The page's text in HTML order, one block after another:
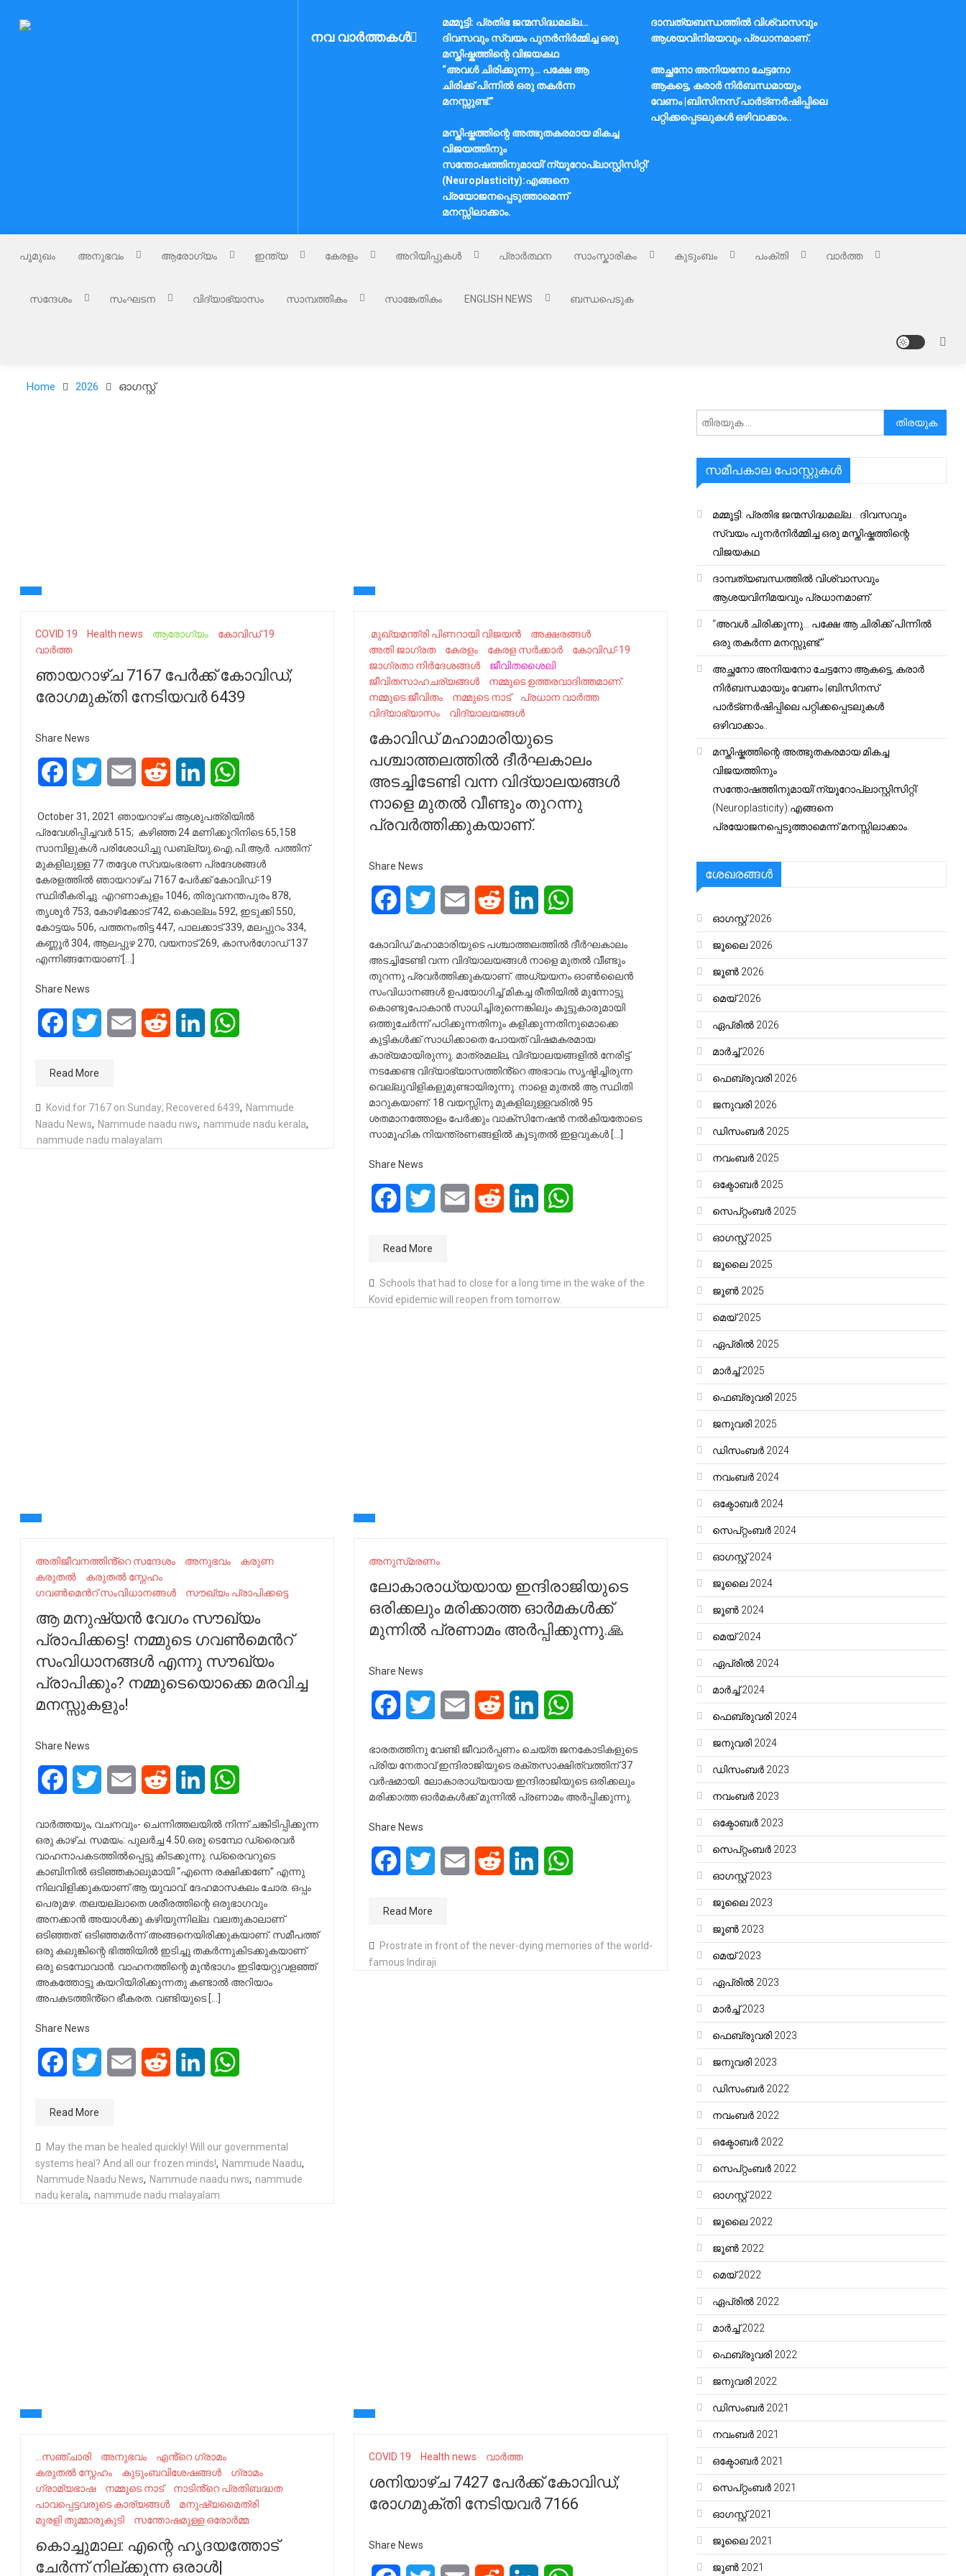
Nammude Naadu നവ വാർത്തകൾ
മമ്മൂട്ടി: പ്രതിഭ ജന്മസിദ്ധമല്ല…
ദിവസവും സ്വയം പുനർനിർമ്മിച്ച ഒരു
മസ്തിഷ്കത്തിന്റെ വിജയകഥ
ദാമ്പത്യബന്ധത്തിൽ വിശ്വാസവും
ആശയവിനിമയവും പ്രധാനമാണ്.
“അവൾ ചിരിക്കുന്നു… പക്ഷേ ആ
ചിരിക്ക് പിന്നിൽ ഒരു തകർന്ന
മനസ്സുണ്ട്.”
അച്ഛനോ അനിയനോ ചേട്ടനോ
ആകട്ടെ, കരാർ നിർബന്ധമായും
വേണം |ബിസിനസ് പാർട്ണർഷിപ്പിലെ
പറ്റിക്കപ്പെടലുകൾ ഒഴിവാക്കാം..
മസ്തിഷ്കത്തിന്റെ അത്ഭുതകരമായ മികച്ച
വിജയത്തിനും
സന്തോഷത്തിനുമായി’ന്യൂറോപ്ലാസ്റ്റിസിറ്റി’
(Neuroplasticity):എങ്ങനെ
പ്രയോജനപ്പെടുത്താമെന്ന്
മനസ്സിലാക്കാം.
പൂമുഖം അനുഭവം ആരോഗ്യം ഇന്ത്യ കേരളം അറിയിപ്പുകൾ പ്രാർത്ഥന സാംസ്കാരികം കുടുംബം പംക്തി വാർത്ത
സന്ദേശം സംഘടന വിദ്യാഭ്യാസം സാമ്പത്തികം സാങ്കേതികം ENGLISH NEWS ബന്ധപെടുക
Home 2026 ഓഗസ്റ്റ്‌
COVID 19 Health news ആരോഗ്യം
കോവിഡ് 19
വാർത്ത
ഞായറാഴ്ച 7167 പേര്‍ക്ക് കോവിഡ്;
രോഗമുക്തി നേടിയവര്‍ 6439
Share News
FacebookTwitter Email Reddit LinkedIn
October 31, 2021 ഞായറാഴ്ച ആശുപത്രിയില്‍
പ്രവേശിപ്പിച്ചവര്‍ 515; കഴിഞ്ഞ 24 മണിക്കൂറിനിടെ 65,158
സാമ്പിളുകള്‍ പരിശോധിച്ചു ഡബ്ല്യു.ഐ.പി.ആര്‍. പത്തിന്
മുകളിലുള്ള 77 തദ്ദേശ സ്വയംഭരണ പ്രദേശങ്ങള്‍
കേരളത്തില്‍ ഞായറാഴ്ച 7167 പേര്‍ക്ക് കോവിഡ്-19
സ്ഥിരീകരിച്ചു. എറണാകുളം 1046, തിരുവനന്തപുരം 878,
തൃശൂര്‍ 753, കോഴിക്കോട് 742, കൊല്ലം 592, ഇടുക്കി 550,
കോട്ടയം 506, പത്തനംതിട്ട 447, പാലക്കാട് 339, മലപ്പുറം 334,
കണ്ണൂര്‍ 304, ആലപ്പുഴ 270, വയനാട് 269, കാസര്‍ഗോഡ് 137
എന്നിങ്ങനേയാണ് […]
Share News
FacebookTwitter Email Reddit LinkedIn
Read More
Kovid for 7167 on Sunday; Recovered 6439, Nammude
Naadu News, Nammude naadu nws, nammude nadu kerala,
nammude nadu malayalam
.മുഖ്യമന്ത്രി പിണറായി വിജയൻ
അക്ഷരങ്ങൾ
അതി ജാഗ്രത
കേരളം കേരള സർക്കാർ
കോവിഡ്-19
ജാഗ്രതാ നിർദേശങ്ങൾ
ജീവിതശൈലി
ജീവിതസാഹചര്യങ്ങൾ
നമ്മുടെ ഉത്തരവാദിത്തമാണ്.
നമ്മുടെ ജീവിതം
നമ്മുടെ നാട്‌
പ്രധാന വാർത്ത
വിദ്യാഭ്യാസം
വിദ്യാലയങ്ങൾ
കോവിഡ് മഹാമാരിയുടെ
പശ്ചാത്തലത്തിൽ ദീർഘകാലം
അടച്ചിടേണ്ടി വന്ന വിദ്യാലയങ്ങൾ
നാളെ മുതൽ വീണ്ടും തുറന്നു
പ്രവർത്തിക്കുകയാണ്.
Share News
FacebookTwitter Email Reddit LinkedIn
കോവിഡ് മഹാമാരിയുടെ പശ്ചാത്തലത്തിൽ ദീർഘകാലം
അടച്ചിടേണ്ടി വന്ന വിദ്യാലയങ്ങൾ നാളെ മുതൽ വീണ്ടും
തുറന്നു പ്രവർത്തിക്കുകയാണ്. അധ്യയനം ഓൺലൈൻ
സംവിധാനങ്ങൾ ഉപയോഗിച്ച് മികച്ച രീതിയിൽ മുന്നോട്ടു
കൊണ്ടുപോകാൻ സാധിച്ചിരുന്നെങ്കിലും കൂട്ടുകാരുമായി
ഒത്തുചേർന്ന് പഠിക്കുന്നതിനും കളിക്കുന്നതിനുമൊക്കെ
കുട്ടികൾക്ക് സാധിക്കാതെ പോയത് വിഷമകരമായ
കാര്യമായിരുന്നു. മാത്രമല്ല, വിദ്യാലയങ്ങളിൽ നേരിട്ട്
നടക്കേണ്ട വിദ്യാഭ്യാസത്തിൻ്റെ അഭാവം സൃഷ്ടിച്ചിരുന്ന
വെല്ലുവിളികളുമുണ്ടായിരുന്നു. നാളെ മുതൽ ആ സ്ഥിതി
മാറുകയാണ്. 18 വയസ്സിനു മുകളിലുള്ളവരിൽ 95
ശതമാനത്തോളം പേർക്കും വാക്സിനേഷൻ നൽകിയതോടെ
സാമൂഹിക നിയന്ത്രണങ്ങളിൽ കൂടുതൽ ഇളവുകൾ […]
Share News
FacebookTwitter Email Reddit LinkedIn
Read More
Schools that had to close for a long time in the wake of the
Kovid epidemic will reopen from tomorrow.
അതിജീവനത്തിൻ്റെ സന്ദേശം അനുഭവം
കരുണ
കരുതൽ
കരുതൽ സ്നേഹം
ഗവൺമെൻറ് സംവിധാനങ്ങൾ
സൗഖ്യം പ്രാപിക്കട്ടെ
ആ മനുഷ്യൻ വേഗം സൗഖ്യം
പ്രാപിക്കട്ടെ! നമ്മുടെ ഗവൺമെൻറ്
സംവിധാനങ്ങൾ എന്നു സൗഖ്യം
പ്രാപിക്കും? നമ്മുടെയൊക്കെ മരവിച്ച
മനസ്സുകളും!
Share News
FacebookTwitter Email Reddit LinkedIn
വാർത്തയും, വചനവും- ചെന്നിത്തലയിൽ നിന്ന് ചങ്കിടിപ്പിക്കുന്ന
ഒരു കാഴ്ച. സമയം: പുലർച്ച 4.50.ഒരു ടെമ്പോ ഡ്രൈവർ
വാഹനാപകടത്തിൽപ്പെട്ടു കിടക്കുന്നു. ഡ്രൈവറുടെ
കാബിനിൽ ഒടിഞ്ഞകാലുമായി “എന്നെ രക്ഷിക്കണേ” എന്നു
നിലവിളിക്കുകയാണ് ആ യുവാവ്. ദേഹമാസകലം ചോര. ഒപ്പം
പെരുമഴ. തലയല്ലാതെ ശരീരത്തിന്റെ ഒരുഭാഗവും
അനക്കാൻ അയാൾക്കു കഴിയുന്നില്ല. വലതുകാലാണ്
ഒടിഞ്ഞത്. ഒടിഞ്ഞമർന്ന് അങ്ങനെയിരിക്കുകയാണ്. സമീപത്ത്
ഒരു കലുങ്കിന്റെ ഭിത്തിയിൽ ഇടിച്ചു തകർന്നുകിടക്കുകയാണ്
ഒരു ടെമ്പോവാൻ. വാഹനത്തിന്റെ മുൻഭാഗം ഇടിയേറ്റുവളഞ്ഞ്
അകത്തോട്ടു കയറിയിരിക്കുന്നതു കണ്ടാൽ അറിയാം
അപകടത്തിൻ്റെ ഭീകരത. വണ്ടിയുടെ […]
Share News
FacebookTwitter Email Reddit LinkedIn
Read More
May the man be healed quickly! Will our governmental
systems heal? And all our frozen minds!, Nammude Naadu,
Nammude Naadu News, Nammude naadu nws, nammude
nadu kerala, nammude nadu malayalam
അനുസ്‌മരണം
ലോകാരാധ്യയായ ഇന്ദിരാജിയുടെ
ഒരിക്കലും മരിക്കാത്ത ഓർമകൾക്ക്
മുന്നിൽ പ്രണാമം അർപ്പിക്കുന്നു.🙏
Share News
FacebookTwitter Email Reddit LinkedIn
ഭാരതത്തിനു വേണ്ടി ജീവാർപ്പണം ചെയ്ത ജനകോടികളുടെ
പ്രിയ നേതാവ് ഇന്ദിരാജിയുടെ രക്തസാക്ഷിത്വത്തിന് 37
വർഷമായി. ലോകാരാധ്യയായ ഇന്ദിരാജിയുടെ ഒരിക്കലും
മരിക്കാത്ത ഓർമകൾക്ക് മുന്നിൽ പ്രണാമം അർപ്പിക്കുന്നു.
Share News
FacebookTwitter Email Reddit LinkedIn
Read More
Prostrate in front of the never-dying memories of the world-
famous Indiraji.
...സഞ്ചാരി അനുഭവം
എൻ്റെ ഗ്രാമം
കരുതൽ സ്നേഹം
കുടുംബവിശേഷങ്ങൾ
ഗ്രാമം
ഗ്രാമ്യഭാഷ
നമ്മുടെ നാട്‌
നാടിൻ്റെ പ്രതിബദ്ധത
പാവപ്പെട്ടവരുടെ കാര്യങ്ങൾ
മ​നു​ഷ്യ​മൈ​ത്രി
മുരളി തുമ്മാരുകുടി
സന്തോഷമുള്ള ഒരോർമ്മ
കൊച്ചുമാല: എന്റെ ഹൃദയത്തോട്
ചേർന്ന് നില്ക്കുന്ന ഒരാൾ|
COVID 19 Health news വാർത്ത
ശനിയാഴ്ച 7427 പേര്‍ക്ക് കോവിഡ്;
രോഗമുക്തി നേടിയവര്‍ 7166
Share News
അനേഷിക്കുക
സമീപകാല പോസ്റ്റുകൾ
മമ്മൂട്ടി: പ്രതിഭ ജന്മസിദ്ധമല്ല… ദിവസവും
സ്വയം പുനർനിർമ്മിച്ച ഒരു മസ്തിഷ്കത്തിന്റെ
വിജയകഥ
ദാമ്പത്യബന്ധത്തിൽ വിശ്വാസവും
ആശയവിനിമയവും പ്രധാനമാണ്.
“അവൾ ചിരിക്കുന്നു… പക്ഷേ ആ ചിരിക്ക് പിന്നിൽ
ഒരു തകർന്ന മനസ്സുണ്ട്.”
അച്ഛനോ അനിയനോ ചേട്ടനോ ആകട്ടെ, കരാർ
നിർബന്ധമായും വേണം |ബിസിനസ്
പാർട്ണർഷിപ്പിലെ പറ്റിക്കപ്പെടലുകൾ
ഒഴിവാക്കാം..
മസ്തിഷ്കത്തിന്റെ അത്ഭുതകരമായ മികച്ച
വിജയത്തിനും
സന്തോഷത്തിനുമായി’ന്യൂറോപ്ലാസ്റ്റിസിറ്റി’
(Neuroplasticity):എങ്ങനെ
പ്രയോജനപ്പെടുത്താമെന്ന് മനസ്സിലാക്കാം.
ശേഖരങ്ങൾ
ഓഗസ്റ്റ്‌ 2026
ജൂലൈ 2026
ജൂൺ 2026
മെയ്‌ 2026
ഏപ്രിൽ 2026
മാർച്ച്‌ 2026
ഫെബ്രുവരി 2026
ജനുവരി 2026
ഡിസംബർ 2025
നവംബർ 2025
ഒക്ടോബർ 2025
സെപ്റ്റംബർ 2025
ഓഗസ്റ്റ്‌ 2025
ജൂലൈ 2025
ജൂൺ 2025
മെയ്‌ 2025
ഏപ്രിൽ 2025
മാർച്ച്‌ 2025
ഫെബ്രുവരി 2025
ജനുവരി 2025
ഡിസംബർ 2024
നവംബർ 2024
ഒക്ടോബർ 2024
സെപ്റ്റംബർ 2024
ഓഗസ്റ്റ്‌ 2024
ജൂലൈ 2024
ജൂൺ 2024
മെയ്‌ 2024
ഏപ്രിൽ 2024
മാർച്ച്‌ 2024
ഫെബ്രുവരി 2024
ജനുവരി 2024
ഡിസംബർ 2023
നവംബർ 2023
ഒക്ടോബർ 2023
സെപ്റ്റംബർ 2023
ഓഗസ്റ്റ്‌ 2023
ജൂലൈ 2023
ജൂൺ 2023
മെയ്‌ 2023
ഏപ്രിൽ 2023
മാർച്ച്‌ 2023
ഫെബ്രുവരി 2023
ജനുവരി 2023
ഡിസംബർ 2022
നവംബർ 2022
ഒക്ടോബർ 2022
സെപ്റ്റംബർ 2022
ഓഗസ്റ്റ്‌ 2022
ജൂലൈ 2022
ജൂൺ 2022
മെയ്‌ 2022
ഏപ്രിൽ 2022
മാർച്ച്‌ 2022
ഫെബ്രുവരി 2022
ജനുവരി 2022
ഡിസംബർ 2021
നവംബർ 2021
ഒക്ടോബർ 2021
സെപ്റ്റംബർ 2021
ഓഗസ്റ്റ്‌ 2021
ജൂലൈ 2021
ജൂൺ 2021